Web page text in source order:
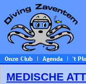
MEDISCHE